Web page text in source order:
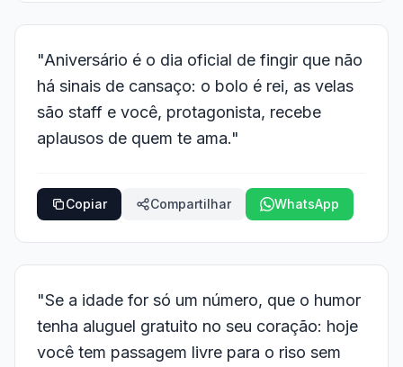
"Aniversário é o dia oficial de fingir que não
há sinais de cansaço: o bolo é rei, as velas
são staff e você, protagonista, recebe
aplausos de quem te ama."
Copiar Compartilhar WhatsApp
"Se a idade for só um número, que o humor
tenha aluguel gratuito no seu coração: hoje
você tem passagem livre para o riso sem